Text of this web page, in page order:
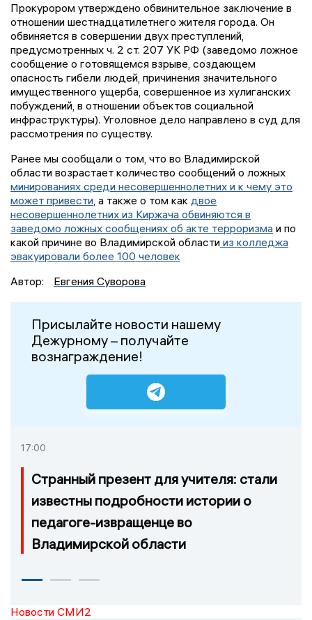
Прокурором утверждено обвинительное заключение в
отношении шестнадцатилетнего жителя города. Он
обвиняется в совершении двух преступлений,
предусмотренных ч. 2 ст. 207 УК РФ (заведомо ложное
сообщение о готовящемся взрыве, создающем
опасность гибели людей, причинения значительного
имущественного ущерба, совершенное из хулиганских
побуждений, в отношении объектов социальной
инфраструктуры). Уголовное дело направлено в суд для
рассмотрения по существу.
Ранее мы сообщали о том, что во Владимирской
области возрастает количество сообщений о ложных
минированиях среди несовершеннолетних и к чему это
может привести, а также о том как двое
несовершеннолетних из Киржача обвиняются в
заведомо ложных сообщениях об акте терроризма и по
какой причине во Владимирской области из колледжа
эвакуировали более 100 человек
Автор:
Евгения Суворова
Присылайте новости нашему
Дежурному – получайте
вознаграждение!
17:00
Странный презент для учителя: стали
известны подробности истории о
педагоге-извращенце во
Владимирской области
Новости СМИ2